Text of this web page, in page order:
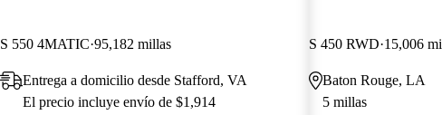
S 550 4MATIC 95,182 millas
Entrega a domicilio desde Stafford, VA
El precio incluye envío de $1,914
S 450 RWD 15,006
Baton Rouge, LA
5 millas